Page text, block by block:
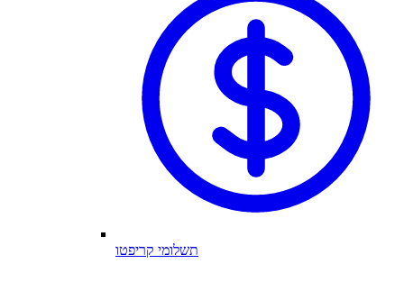
תשלומי קריפטו